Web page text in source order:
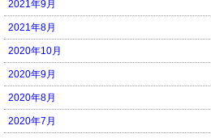
2021年9月
2021年8月
2020年10月
2020年9月
2020年8月
2020年7月